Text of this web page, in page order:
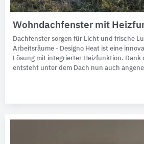
Wohndachfenster mit
Dachfenster sorgen für Licht und frische
Arbeitsräume - Designo Heat ist eine
Lösung mit integrierter Heizfunktion.
entsteht unter dem Dach nun auch